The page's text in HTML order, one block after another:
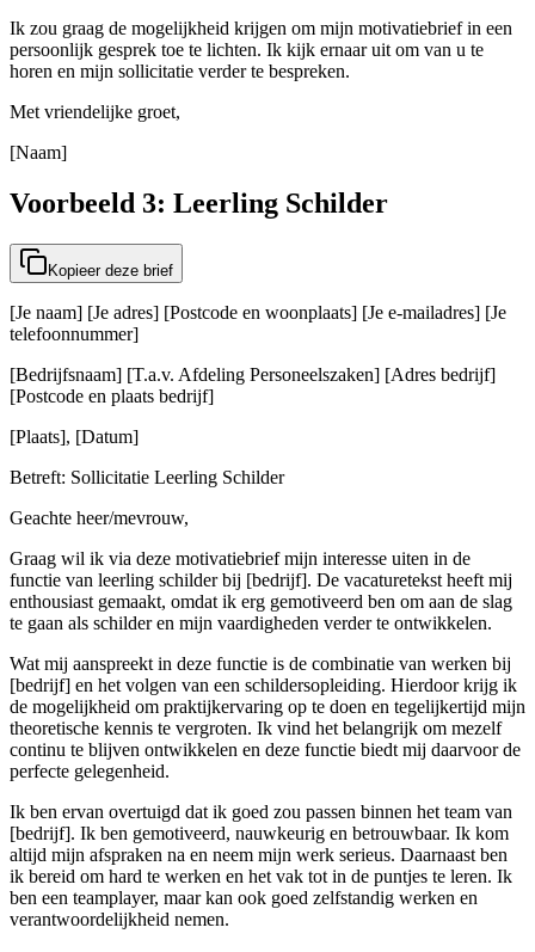
Ik zou graag de mogelijkheid krijgen om mijn motivatiebrief in een
persoonlijk gesprek toe te lichten. Ik kijk ernaar uit om van u te
horen en mijn sollicitatie verder te bespreken.
Met vriendelijke groet,
[Naam]
Voorbeeld 3: Leerling Schilder
Kopieer deze brief
[Je naam] [Je adres] [Postcode en woonplaats] [Je e-mailadres] [Je
telefoonnummer]
[Bedrijfsnaam] [T.a.v. Afdeling Personeelszaken] [Adres bedrijf]
[Postcode en plaats bedrijf]
[Plaats], [Datum]
Betreft: Sollicitatie Leerling Schilder
Geachte heer/mevrouw,
Graag wil ik via deze motivatiebrief mijn interesse uiten in de
functie van leerling schilder bij [bedrijf]. De vacaturetekst heeft mij
enthousiast gemaakt, omdat ik erg gemotiveerd ben om aan de slag
te gaan als schilder en mijn vaardigheden verder te ontwikkelen.
Wat mij aanspreekt in deze functie is de combinatie van werken bij
[bedrijf] en het volgen van een schildersopleiding. Hierdoor krijg ik
de mogelijkheid om praktijkervaring op te doen en tegelijkertijd mijn
theoretische kennis te vergroten. Ik vind het belangrijk om mezelf
continu te blijven ontwikkelen en deze functie biedt mij daarvoor de
perfecte gelegenheid.
Ik ben ervan overtuigd dat ik goed zou passen binnen het team van
[bedrijf]. Ik ben gemotiveerd, nauwkeurig en betrouwbaar. Ik kom
altijd mijn afspraken na en neem mijn werk serieus. Daarnaast ben
ik bereid om hard te werken en het vak tot in de puntjes te leren. Ik
ben een teamplayer, maar kan ook goed zelfstandig werken en
verantwoordelijkheid nemen.